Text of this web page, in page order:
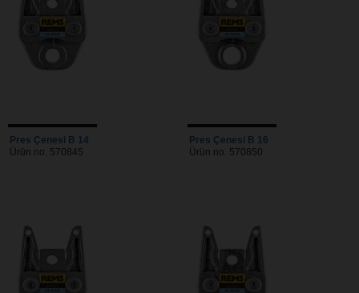
Pres Çenesi B 14
Ürün no. 570845
Pres Çenesi B 16
Ürün no. 570850